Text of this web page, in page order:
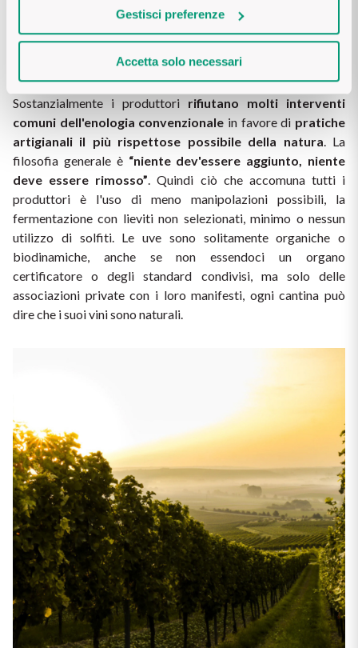
Gestisci preferenze
Accetta solo necessari
I vini naturali sono estremamente ricercati e sempre più
diffusi per la fortissima personalità che esprimono e per la
filosofia radicale e profonda che rappresentano.
Sono anche i più difficili da definire e descrivere.
Sostanzialmente i produttori rifiutano molti interventi
comuni dell'enologia convenzionale in favore di pratiche
artigianali il più rispettose possibile della natura. La
filosofia generale è “niente dev'essere aggiunto, niente
deve essere rimosso”. Quindi ciò che accomuna tutti i
produttori è l'uso di meno manipolazioni possibili, la
fermentazione con lieviti non selezionati, minimo o nessun
utilizzo di solfiti. Le uve sono solitamente organiche o
biodinamiche, anche se non essendoci un organo
certificatore o degli standard condivisi, ma solo delle
associazioni private con i loro manifesti, ogni cantina può
dire che i suoi vini sono naturali.